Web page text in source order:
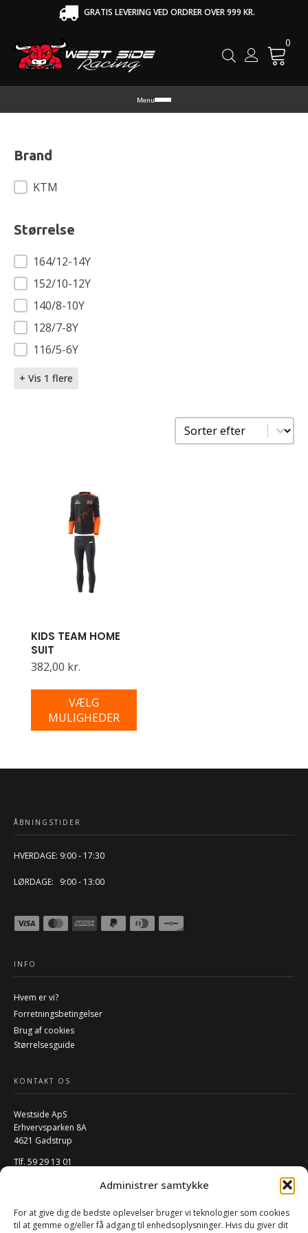
Administrer samtykke
For at give dig de bedste oplevelser bruger vi teknologier som cookies
til at gemme og/eller få adgang til enhedsoplysninger. Hvis du giver dit
GRATIS LEVERING VED ORDRER OVER 999 KR.
0
Menu
Brand
Brand
KTM
Størrelse
Størrelse
164/12-14Y
152/10-12Y
140/8-10Y
128/7-8Y
116/5-6Y
+ Vis 1 flere
Sorter
Sort content
KIDS TEAM HOME
SUIT
382,00 kr.
VÆLG
MULIGHEDER
ÅBNINGSTIDER
HVERDAGE: 9:00 - 17:30
LØRDAGE: 9:00 - 13:00
INFO
Hvem er vi?
Forretningsbetingelser
Brug af cookies
Størrelsesguide
KONTAKT OS
Westside ApS
Erhvervsparken 8A
4621 Gadstrup
Tlf. 59 29 13 01
FØLG OS PÅ SOCIALE MEDIER